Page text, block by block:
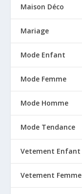
Maison Déco
Mariage
Mode Enfant
Mode Femme
Mode Homme
Mode Tendance
Vetement Enfant
Vetement Femme